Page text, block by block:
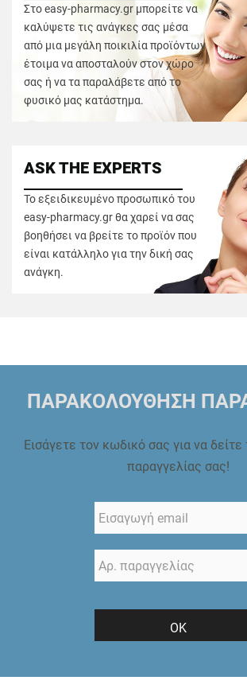
Στο easy-pharmacy.gr μπορείτε να
καλύψετε τις ανάγκες σας μέσα
από μια μεγάλη ποικιλία προϊόντων
έτοιμα να αποσταλούν στον χώρο
σας ή να τα παραλάβετε από το
φυσικό μας κατάστημα.
ASK THE EXPERTS
Το εξειδικευμένο προσωπικό του
easy-pharmacy.gr θα χαρεί να σας
βοηθήσει να βρείτε το προϊόν που
είναι κατάλληλο για την δική σας
ανάγκη.
ΠΑΡΑΚΟΛΟΥΘΗΣΗ
Εισάγετε τον κωδικό σας για να
παραγγελίας σας!
ΟΚ